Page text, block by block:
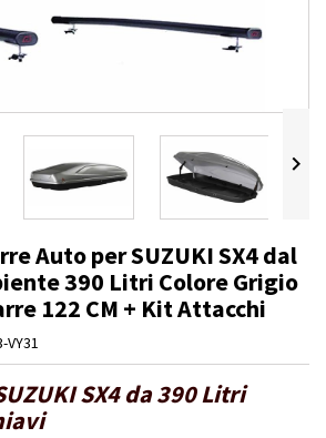

Auto per SUZUKI SX4 dal
390 Litri Colore Grigio
122 CM + Kit Attacchi
VY31
SX4 da 390 Litri